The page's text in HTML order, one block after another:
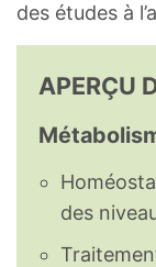
des études à
APERÇU
des